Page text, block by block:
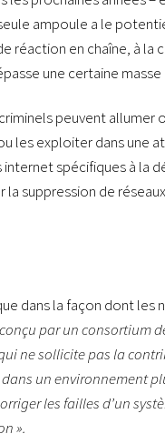
ampoule a le
réaction en chaîne, à la
une certaine masse
peuvent
les exploiter dans une
spécifiques à la
suppression de
dans la façon dont
par un consortium
ne sollicite pas la
un environnement
les failles d’un
».